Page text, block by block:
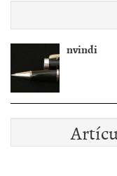
nvindi